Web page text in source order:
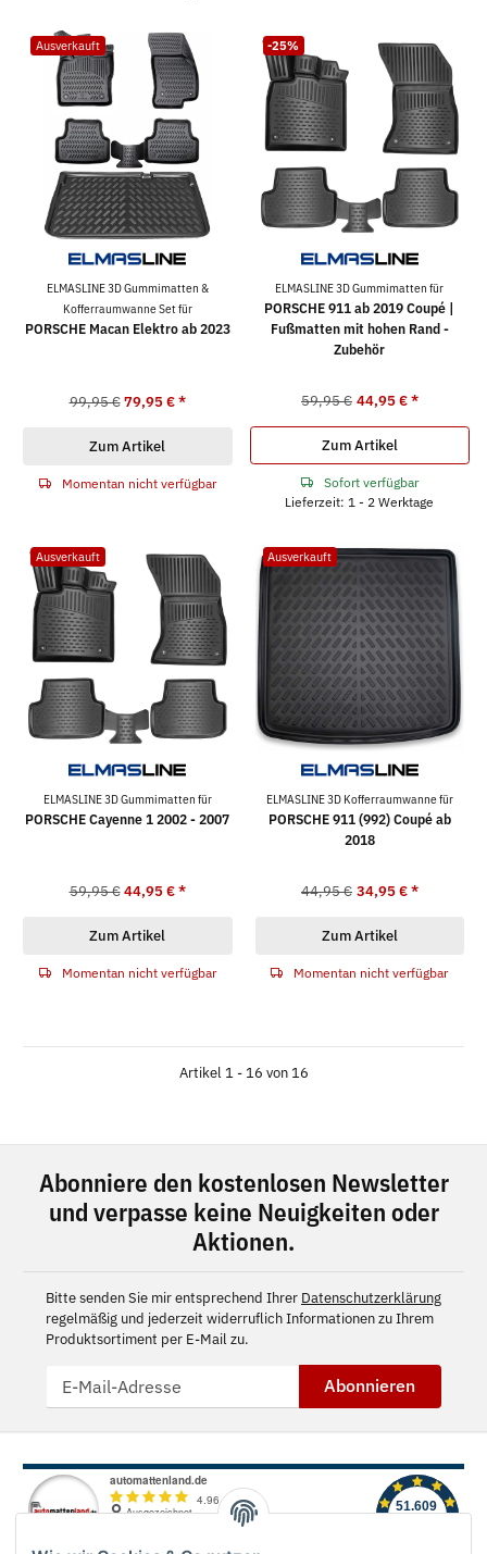
Ausverkauft
ELMASLINE 3D Gummimatten &
Kofferraumwanne Set für
PORSCHE Macan Elektro ab 2023
99,95 € 79,95 €*
Zum Artikel
Momentan nicht verfügbar
-25%
ELMASLINE 3D Gummimatten für
PORSCHE 911 ab 2019 Coupé |
Fußmatten mit hohen Rand -
Zubehör
59,95 € 44,95 €*
Zum Artikel
Sofort verfügbar
Lieferzeit: 1 - 2 Werktage
Ausverkauft
ELMASLINE 3D Gummimatten für
PORSCHE Cayenne 1 2002 - 2007
59,95 € 44,95 €*
Zum Artikel
Momentan nicht verfügbar
Ausverkauft
ELMASLINE 3D Kofferraumwanne für
PORSCHE 911 (992) Coupé ab
2018
44,95 € 34,95 €*
Zum Artikel
Momentan nicht verfügbar
Artikel 1 - 16 von 16
Abonniere den kostenlosen Newsletter
und verpasse keine Neuigkeiten oder
Aktionen.
Bitte senden Sie mir entsprechend Ihrer Datenschutzerklärung
regelmäßig und jederzeit widerruflich Informationen zu Ihrem
Produktsortiment per E-Mail zu.
Abonnieren